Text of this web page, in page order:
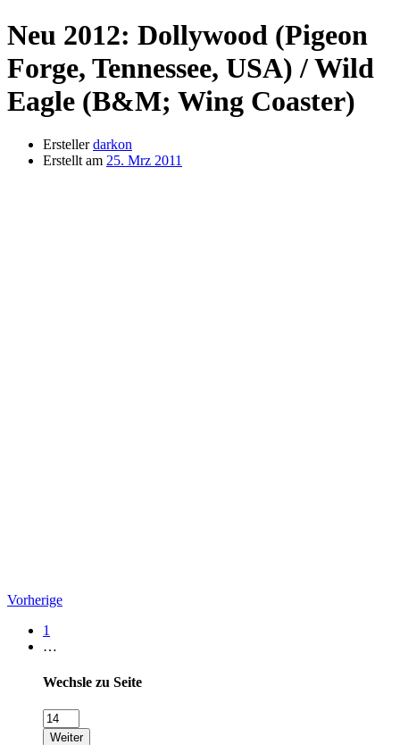
Neu 2012: Dollywood (Pigeon
Forge, Tennessee, USA) / Wild
Eagle (B&M; Wing Coaster)
Ersteller darkon
Erstellt am 25. Mrz 2011
Vorherige
1
…
Wechsle zu Seite
Weiter